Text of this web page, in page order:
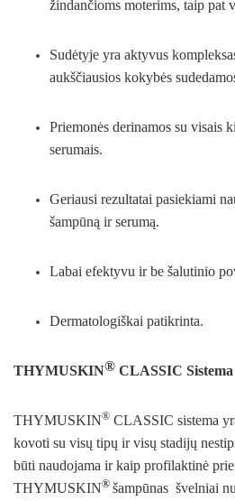
žindančioms moterims, taip pat
Sudėtyje yra aktyvus
aukščiausios kokybės
Priemonės derinamos su
serumais.
Geriausi rezultatai pasiekiami
šampūną ir serumą.
Labai efektyvu ir be šalutinio
Dermatologiškai patikrinta.
THYMUSKIN® CLASSIC Sistema
THYMUSKIN® CLASSIC sistema
kovoti su visų tipų ir visų stadijų
būti naudojama ir kaip profilaktinė
THYMUSKIN® šampūnas švelniai